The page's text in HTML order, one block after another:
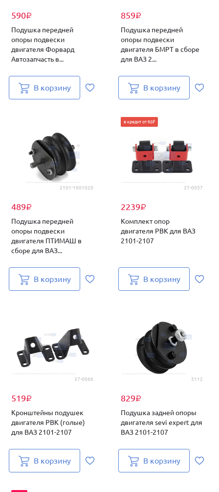
590₽
Подушка передней
опоры подвески
двигателя Форвард
Автозапчасть в...
В корзину
859₽
Подушка передней
опоры подвески
двигателя БМРТ в сборе
для ВАЗ 2...
В корзину
2101-1001020
489₽
Подушка передней
опоры подвески
двигателя ПТИМАШ в
сборе для ВАЗ...
В корзину
37-0057
2239₽
в кредит от 92₽
Комплект опор
двигателя PBK для ВАЗ
2101-2107
В корзину
37-0066
519₽
Кронштейны подушек
двигателя PBK (голые)
для ВАЗ 2101-2107
В корзину
5112
829₽
Подушка задней опоры
двигателя sevi expert для
ВАЗ 2101-2107
В корзину